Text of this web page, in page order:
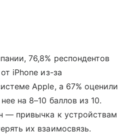
76,8% респондентов
iPhone из-за
Apple, а 67% оценили
на 8–10 баллов из 10.
— привычка к устройствам
их взаимосвязь.